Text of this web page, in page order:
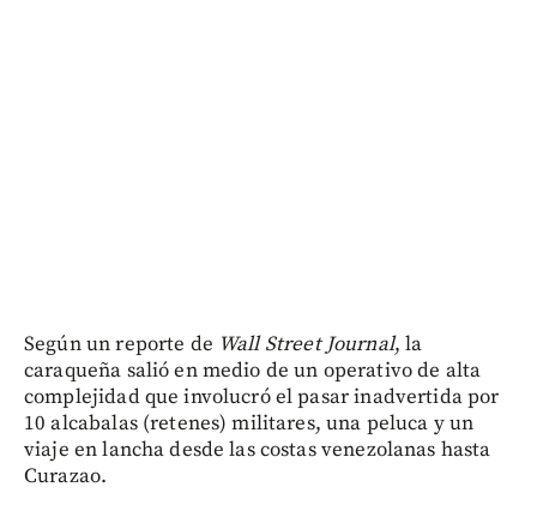
Según un reporte de Wall Street Journal, la
caraqueña salió en medio de un operativo de alta
complejidad que involucró el pasar inadvertida por
10 alcabalas (retenes) militares, una peluca y un
viaje en lancha desde las costas venezolanas hasta
Curazao.